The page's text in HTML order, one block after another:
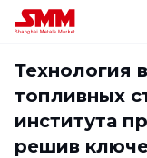
Технология
топливных
института
решив